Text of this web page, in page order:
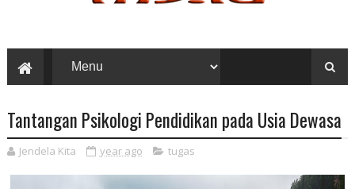
Tantangan Psikologi Pendidikan pada Usia Dewasa
Jendela Kita year ago tugas